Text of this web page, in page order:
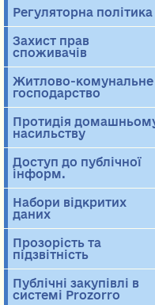
Регуляторна політика
Захист прав
споживачів
Житлово-комунальне
господарство
Протидія
насильству
Доступ до публічної
інформ.
Набори відкритих
даних
Прозорість та
підзвітність
Публічні закупівлі в
системі Prozorro